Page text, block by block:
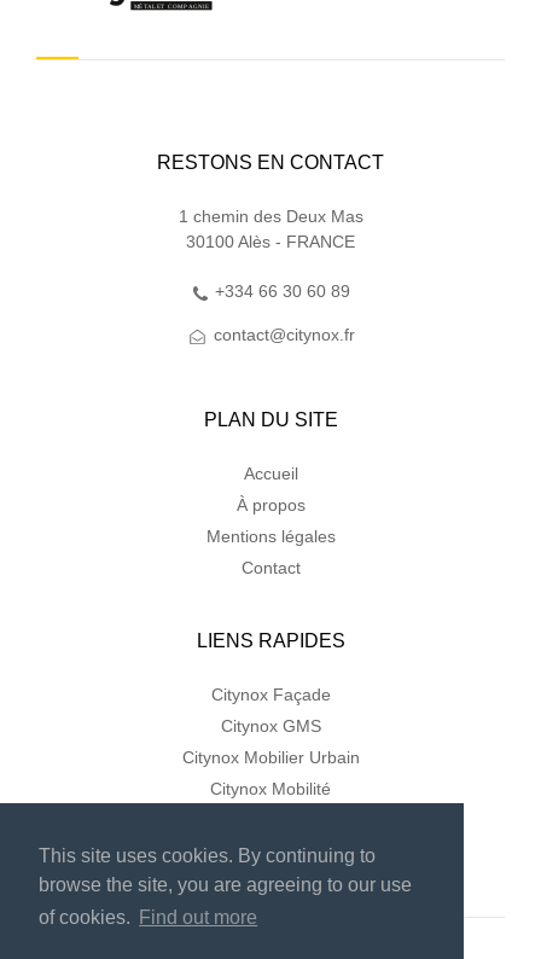
This site uses cookies. By continuing to
browse the site, you are agreeing to our use
of cookies.
Find out more
RESTONS EN CONTACT
1 chemin des Deux Mas
30100 Alès - FRANCE
+334 66 30 60 89
contact@citynox.fr
PLAN DU SITE
Accueil
À propos
Mentions légales
Contact
LIENS RAPIDES
Citynox Façade
Citynox GMS
Citynox Mobilier Urbain
Citynox Mobilité